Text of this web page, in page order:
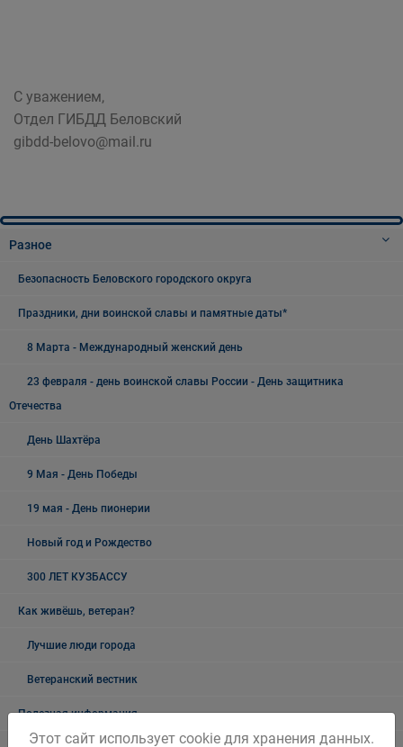
С уважением,
Отдел ГИБДД Беловский
gibdd-belovo@mail.ru
Разное
Безопасность Беловского городского округа
Праздники, дни воинской славы и памятные даты*
8 Марта - Международный женский день
23 февраля - день воинской славы России - День защитника
Отечества
День Шахтёра
9 Мая - День Победы
19 мая - День пионерии
Новый год и Рождество
300 ЛЕТ КУЗБАССУ
Как живёшь, ветеран?
Лучшие люди города
Ветеранский вестник
Полезная информация
Этот сайт использует cookie для хранения данных.